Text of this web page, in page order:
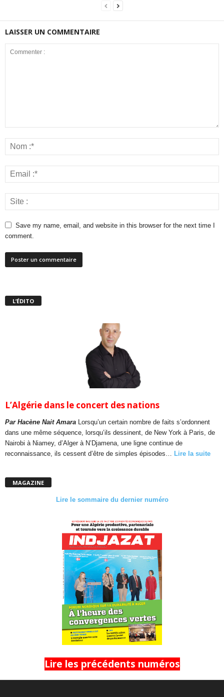
LAISSER UN COMMENTAIRE
Save my name, email, and website in this browser for the next time I
comment.
L’ÉDITO
L’Algérie dans le concert des nations
Par Hacène Nait Amara
Lorsqu’un certain nombre de faits s’ordonnent
dans une même séquence, lorsqu’ils dessinent, de New York à Paris, de
Nairobi à Niamey, d’Alger à N’Djamena, une ligne continue de
reconnaissance, ils cessent d’être de simples épisodes…
Lire la suite
MAGAZINE
Lire le sommaire du dernier numéro
Lire les précédents numéros